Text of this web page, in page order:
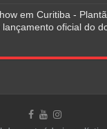
em Curitiba -
oficial do